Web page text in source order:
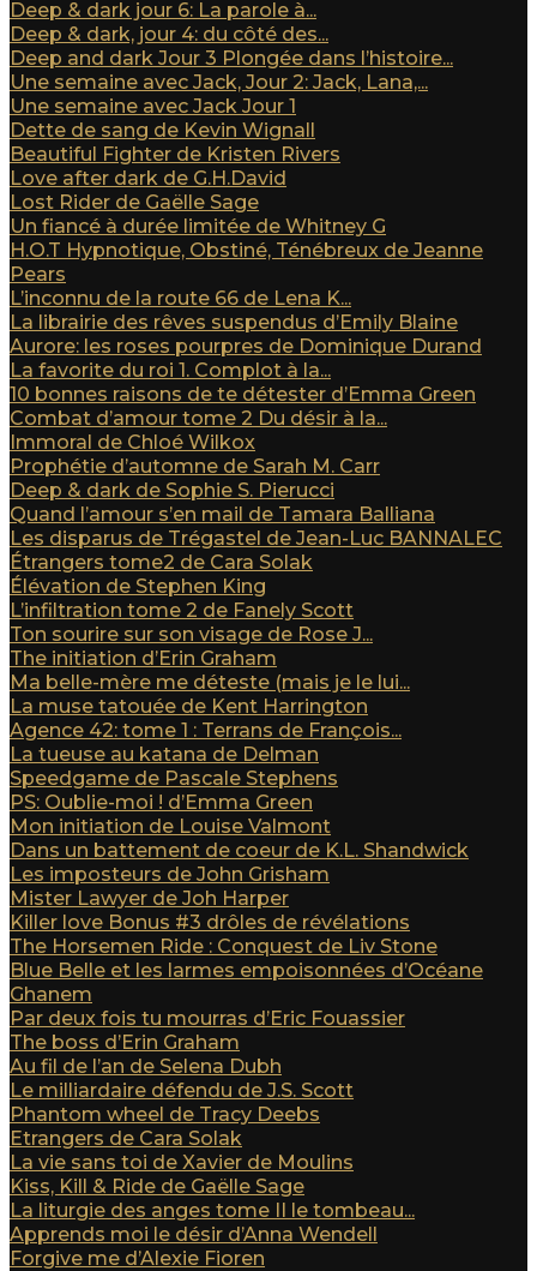
Deep & dark jour 6: La parole à...
Deep & dark, jour 4: du côté des...
Deep and dark Jour 3 Plongée dans l’histoire...
Une semaine avec Jack, Jour 2: Jack, Lana,...
Une semaine avec Jack Jour 1
Dette de sang de Kevin Wignall
Beautiful Fighter de Kristen Rivers
Love after dark de G.H.David
Lost Rider de Gaëlle Sage
Un fiancé à durée limitée de Whitney G
H.O.T Hypnotique, Obstiné, Ténébreux de Jeanne
Pears
L’inconnu de la route 66 de Lena K...
La librairie des rêves suspendus d’Emily Blaine
Aurore: les roses pourpres de Dominique Durand
La favorite du roi 1. Complot à la...
10 bonnes raisons de te détester d’Emma Green
Combat d’amour tome 2 Du désir à la...
Immoral de Chloé Wilkox
Prophétie d’automne de Sarah M. Carr
Deep & dark de Sophie S. Pierucci
Quand l’amour s’en mail de Tamara Balliana
Les disparus de Trégastel de Jean-Luc BANNALEC
Étrangers tome2 de Cara Solak
Élévation de Stephen King
L’infiltration tome 2 de Fanely Scott
Ton sourire sur son visage de Rose J...
The initiation d’Erin Graham
Ma belle-mère me déteste (mais je le lui...
La muse tatouée de Kent Harrington
Agence 42: tome 1 : Terrans de François...
La tueuse au katana de Delman
Speedgame de Pascale Stephens
PS: Oublie-moi ! d’Emma Green
Mon initiation de Louise Valmont
Dans un battement de coeur de K.L. Shandwick
Les imposteurs de John Grisham
Mister Lawyer de Joh Harper
Killer love Bonus #3 drôles de révélations
The Horsemen Ride : Conquest de Liv Stone
Blue Belle et les larmes empoisonnées d’Océane
Ghanem
Par deux fois tu mourras d’Eric Fouassier
The boss d’Erin Graham
Au fil de l’an de Selena Dubh
Le milliardaire défendu de J.S. Scott
Phantom wheel de Tracy Deebs
Etrangers de Cara Solak
La vie sans toi de Xavier de Moulins
Kiss, Kill & Ride de Gaëlle Sage
La liturgie des anges tome II le tombeau...
Apprends moi le désir d’Anna Wendell
Forgive me d’Alexie Fioren